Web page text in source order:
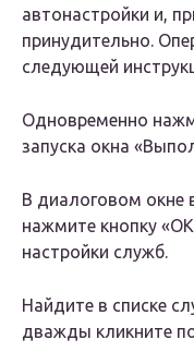
автонастройки и,
принудительно.
следующей
Одновременно
запуска окна
В диалоговом окне
нажмите кнопку
настройки служб.
Найдите в списке
дважды кликните